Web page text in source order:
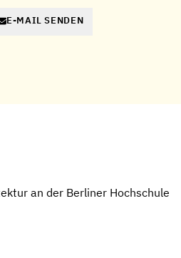
E-MAIL SENDEN
an der Berliner Hochschule